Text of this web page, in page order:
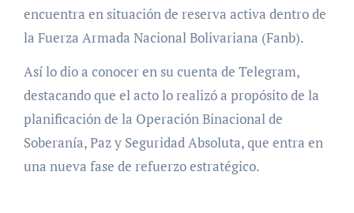
encuentra en situación de reserva activa dentro de
la Fuerza Armada Nacional Bolivariana (Fanb).
Así lo dio a conocer en su cuenta de Telegram,
destacando que el acto lo realizó a propósito de la
planificación de la Operación Binacional de
Soberanía, Paz y Seguridad Absoluta, que entra en
una nueva fase de refuerzo estratégico.